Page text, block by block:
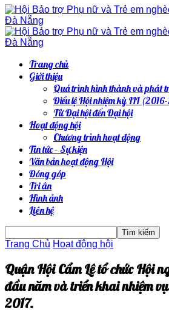
Trang chủ
Giới thiệu
Quá trình hình thành và phát
Điều lệ Hội nhiệm kỳ III
Từ Đại hội đến Đại hội
Hoạt động hội
Chương trình hoạt động
Tin tức – Sự kiện
Văn bản hoạt động Hội
Đóng góp
Tri ân
Hình ảnh
Liên hệ
Trang Chủ Hoạt động hội
Quận Hội Cẩm Lệ tổ chức Hội
đầu năm và triển khai nhiệm
2017.